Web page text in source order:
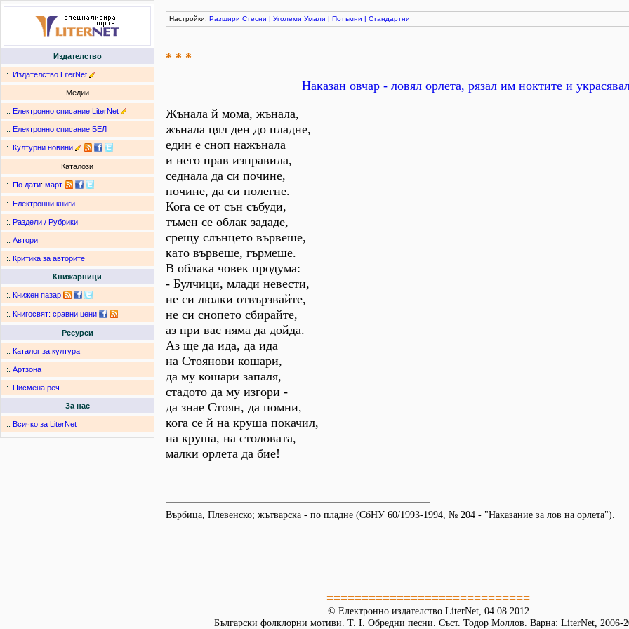
Издателство
:. Издателство LiterNet
Медии
:. Електронно списание LiterNet
:. Електронно списание БЕЛ
:. Културни новини
Каталози
:. По дати: март
:. Електронни книги
:. Раздели / Рубрики
:. Автори
:. Критика за авторите
Книжарници
:. Книжен пазар
:. Книгосвят: сравни цени
Ресурси
:. Каталог за култура
:. Артзона
:. Писмена реч
За нас
:. Всичко за LiterNet
Настройки: Разшири Стесни | Уголеми Умали | Потъмни | Стандартни
* * *
Наказан овчар - ловял орлета, рязал им ноктите и
Жънала й мома, жънала,
жънала цял ден до пладне,
един е сноп нажънала
и него прав изправила,
седнала да си почине,
почине, да си полегне.
Кога се от сън събуди,
тъмен се облак зададе,
срещу слънцето вървеше,
като вървеше, гърмеше.
В облака човек продума:
- Булчици, млади невести,
не си люлки отвързвайте,
не си снопето сбирайте,
аз при вас няма да дойда.
Аз ще да ида, да ида
на Стоянови кошари,
да му кошари запаля,
стадото да му изгори -
да знае Стоян, да помни,
кога се й на круша покачил,
на круша, на столовата,
малки орлета да бие!
Върбица, Плевенско; жътварска - по пладне (СбНУ 60/1993-1994, № 204 - "Наказание за лов на орлета").
=============================
© Електронно издателство LiterNet, 04.08.2012
Български фолклорни мотиви. Т. I. Обредни песни. Съст. Тодор Моллов. Варна: LiterNet, 2006-